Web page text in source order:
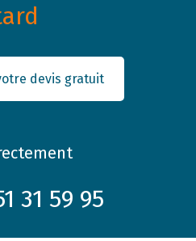
devis gratuit
31 59 95